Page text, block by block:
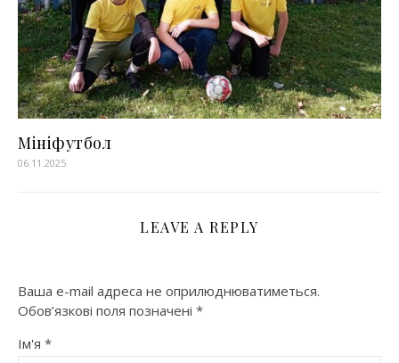
Мініфутбол
06.11.2025
LEAVE A REPLY
Ваша e-mail адреса не оприлюднюватиметься.
Обов’язкові поля позначені *
Ім'я *